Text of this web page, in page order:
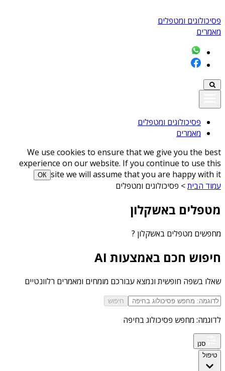
פסיכולוגים ומטפלים
מאמרים
פסיכולוגים ומטפלים
מאמרים
We use cookies to ensure that we give you the best
experience on our website. If you continue to use this
site we will assume that you are happy with it
ОК
עמוד הבית> פסיכולוגים ומטפלים
מטפלים באשקלון
מחפשים מטפלים באשקלון ?
חיפוש חכם באמצעות AI
שאלו בשפה חופשית ונמצא עבורכם מומחים ומאמרים רלוונטיים
חיפוש
לדוגמה: מחפש פסיכולוג בחיפה
סנן
טיפול